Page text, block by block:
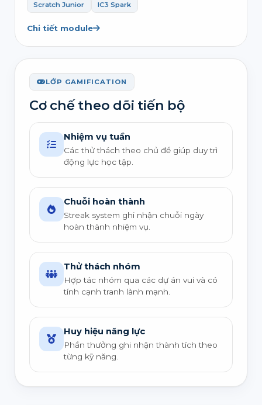
Scratch Junior IC3 Spark
Chi tiết module
LỚP GAMIFICATION
Cơ chế theo dõi tiến bộ
Nhiệm vụ tuần
Các thử thách theo chủ đề giúp duy trì
động lực học tập.
Chuỗi hoàn thành
Streak system ghi nhận chuỗi ngày
hoàn thành nhiệm vụ.
Thử thách nhóm
Hợp tác nhóm qua các dự án vui và có
tính cạnh tranh lành mạnh.
Huy hiệu năng lực
Phần thưởng ghi nhận thành tích theo
từng kỹ năng.